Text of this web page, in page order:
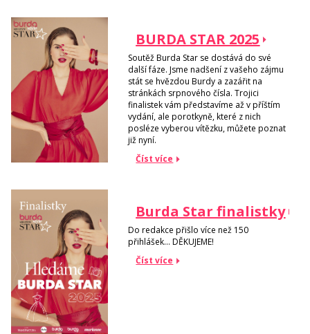
BURDA STAR 2025
Soutěž Burda Star se dostává do své
další fáze. Jsme nadšení z vašeho zájmu
stát se hvězdou Burdy a zazářit na
stránkách srpnového čísla. Trojici
finalistek vám představíme až v příštím
vydání, ale porotkyně, které z nich
posléze vyberou vítězku, můžete poznat
již nyní.
Číst více
Burda Star finalistky
Do redakce přišlo více než 150
přihlášek... DĚKUJEME!
Číst více